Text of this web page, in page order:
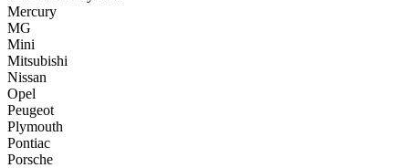
Mercury
MG
Mini
Mitsubishi
Nissan
Opel
Peugeot
Plymouth
Pontiac
Porsche